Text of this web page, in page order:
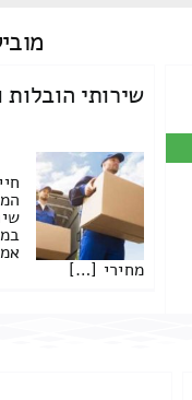
שירותי הובלות
מחירי […]